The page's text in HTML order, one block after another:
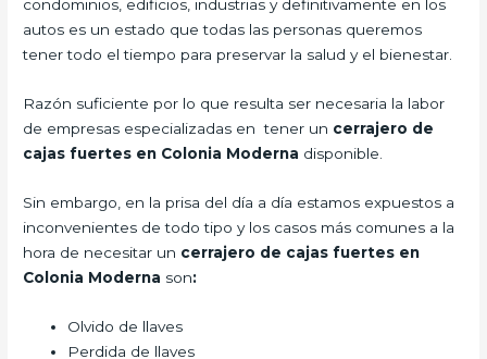
condominios, edificios, industrias y definitivamente en los
autos es un estado que todas las personas queremos
tener todo el tiempo para preservar la salud y el bienestar.
Razón suficiente por lo que resulta ser necesaria la labor
de empresas especializadas en tener un cerrajero de
cajas fuertes en Colonia Moderna disponible.
Sin embargo, en la prisa del día a día estamos expuestos a
inconvenientes de todo tipo y los casos más comunes a la
hora de necesitar un cerrajero de cajas fuertes en
Colonia Moderna son:
Olvido de llaves
Perdida de llaves